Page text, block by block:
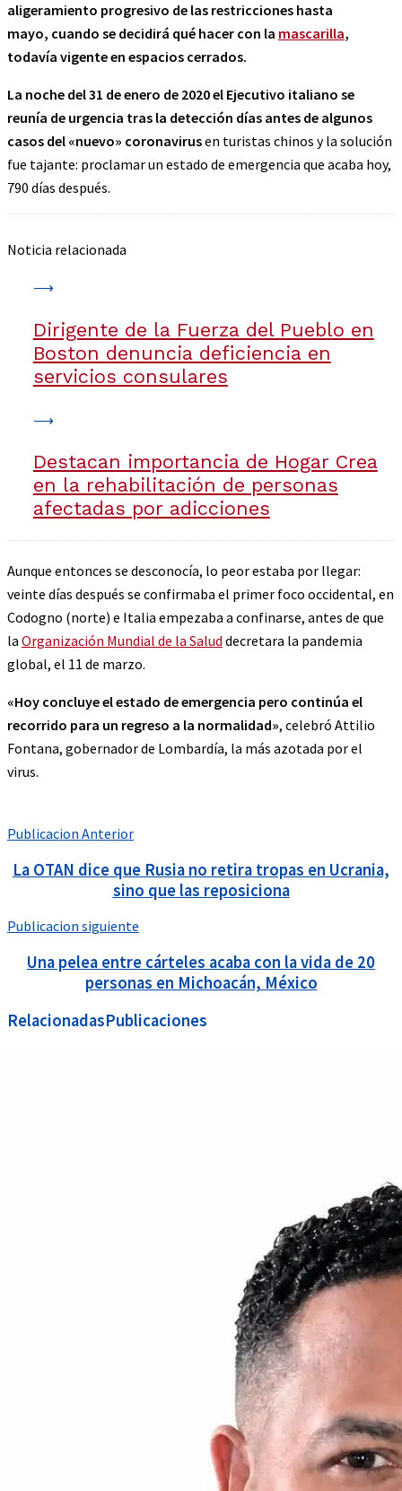
aligeramiento progresivo de las restricciones hasta
mayo, cuando se decidirá qué hacer con la mascarilla,
todavía vigente en espacios cerrados.
La noche del 31 de enero de 2020 el Ejecutivo italiano se
reunía de urgencia tras la detección días antes de algunos
casos del «nuevo» coronavirusen turistas chinos y la solución
fue tajante: proclamar un estado de emergencia que acaba hoy,
790 días después.
Noticia relacionada
Dirigente de la Fuerza del Pueblo en
Boston denuncia deficiencia en
servicios consulares
Destacan importancia de Hogar Crea
en la rehabilitación de personas
afectadas por adicciones
Aunque entonces se desconocía, lo peor estaba por llegar:
veinte días después se confirmaba el primer foco occidental, en
Codogno (norte) e Italia empezaba a confinarse, antes de que
la Organización Mundial de la Salud decretara la pandemia
global, el 11 de marzo.
«Hoy concluye el estado de emergencia pero continúa el
recorrido para un regreso a la normalidad», celebró Attilio
Fontana, gobernador de Lombardía, la más azotada por el
virus.
Publicacion Anterior
La OTAN dice que Rusia no retira tropas en Ucrania,
sino que las reposiciona
Publicacion siguiente
Una pelea entre cárteles acaba con la vida de 20
personas en Michoacán, México
RelacionadasPublicaciones